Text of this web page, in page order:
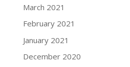
March 2021
February 2021
January 2021
December 2020